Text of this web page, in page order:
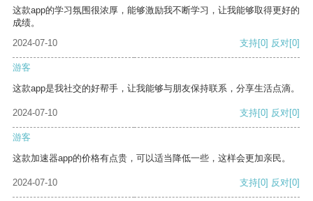
这款app的学习氛围很浓厚，能够激励我不断学习，让我能够取得更好的
成绩。
2024-07-10
支持[0] 反对[0]
游客
这款app是我社交的好帮手，让我能够与朋友保持联系，分享生活点滴。
2024-07-10 支持[0] 反对[0]
游客
这款加速器app的价格有点贵，可以适当降低一些，这样会更加亲民。
2024-07-10 支持[0] 反对[0]